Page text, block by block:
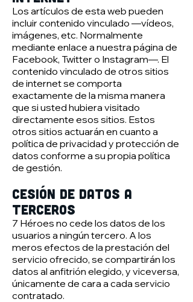
Los artículos de esta web pueden
incluir contenido vinculado —vídeos,
imágenes, etc. Normalmente
mediante enlace a nuestra página de
Facebook, Twitter o Instagram—. El
contenido vinculado de otros sitios
de internet se comporta
exactamente de la misma manera
que si usted hubiera visitado
directamente esos sitios. Estos
otros sitios actuarán en cuanto a
política de privacidad y protección de
datos conforme a su propia política
de gestión.
Cesión de datos a
terceros
7 Héroes no cede los datos de los
usuarios a ningún tercero. A los
meros efectos de la prestación del
servicio ofrecido, se compartirán los
datos al anfitrión elegido, y viceversa,
únicamente de cara a cada servicio
contratado.